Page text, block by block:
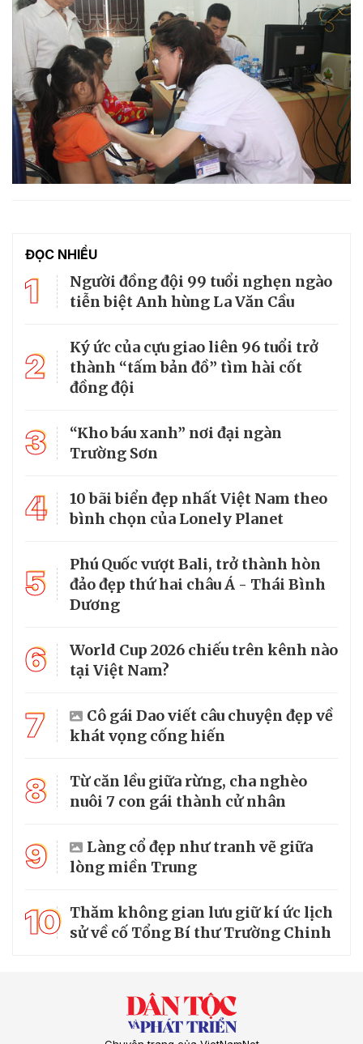
ĐỌC NHIỀU
1
Người đồng đội 99 tuổi nghẹn ngào
tiễn biệt Anh hùng La Văn Cầu
2
Ký ức của cựu giao liên 96 tuổi trở
thành “tấm bản đồ” tìm hài cốt
đồng đội
3
“Kho báu xanh” nơi đại ngàn
Trường Sơn
4
10 bãi biển đẹp nhất Việt Nam theo
bình chọn của Lonely Planet
5
Phú Quốc vượt Bali, trở thành hòn
đảo đẹp thứ hai châu Á - Thái Bình
Dương
6
World Cup 2026 chiếu trên kênh nào
tại Việt Nam?
7
Cô gái Dao viết câu chuyện đẹp về
khát vọng cống hiến
8
Từ căn lều giữa rừng, cha nghèo
nuôi 7 con gái thành cử nhân
9
Làng cổ đẹp như tranh vẽ giữa
lòng miền Trung
10 Thăm không gian lưu giữ kí ức lịch
sử về cố Tổng Bí thư Trường Chinh